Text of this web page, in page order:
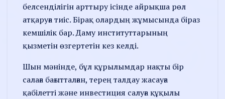
белсенділігін арттыру ісінде айрықша рөл
атқаруға тиіс. Бірақ олардың жұмысында біраз
кемшілік бар. Даму институттарының
қызметін өзгертетін кез келді.
Шын мәнінде, бұл құрылымдар нақты бір
салаға бағытталған, терең талдау жасауға
қабілетті және инвестиция салуға құқылы